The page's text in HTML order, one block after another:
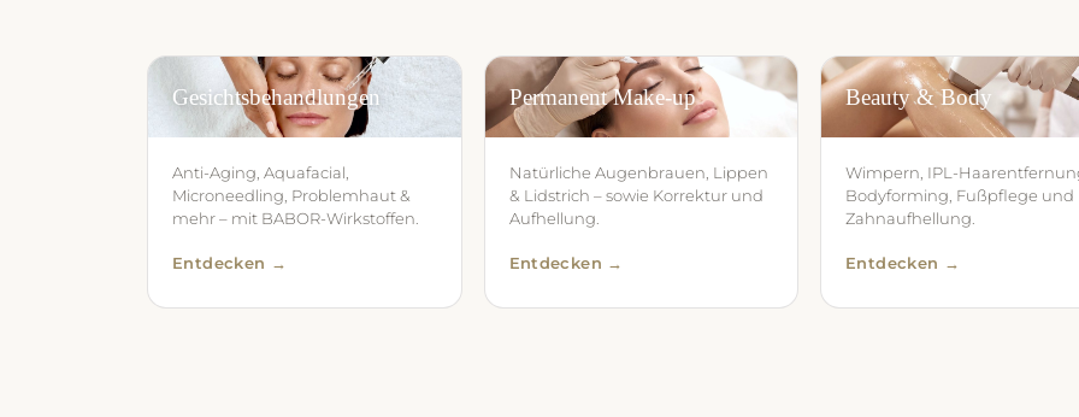
Gesichtsbehandlungen
Anti-Aging, Aquafacial,
Microneedling, Problemhaut &
mehr – mit BABOR-Wirkstoffen.
Entdecken →
Permanent Make-up
Natürliche Augenbrauen, Lippen
& Lidstrich – sowie Korrektur und
Aufhellung.
Entdecken →
Beauty & Body
Wimpern, IPL-
Bodyforming, Fußpflege und
Zahnaufhellung.
Entdecken →